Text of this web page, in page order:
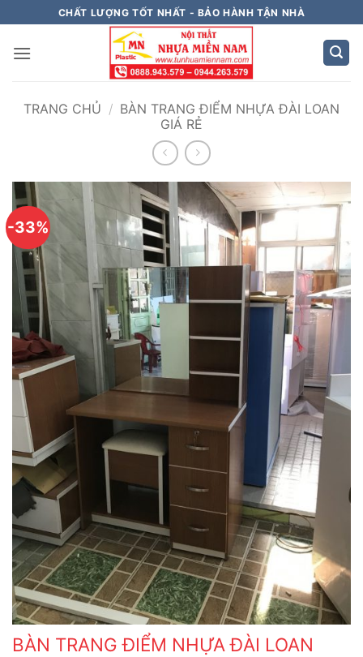
qua
nội
CHẤT LƯỢNG TỐT NHẤT - BẢO HÀNH TẬN NHÀ
TRANG CHỦ / BÀN TRANG ĐIỂM NHỰA ĐÀI LOAN
GIÁ RẺ
-33%
BÀN TRANG ĐIỂM NHỰA ĐÀI LOAN